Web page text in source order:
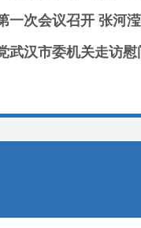
武汉市委机关走访慰